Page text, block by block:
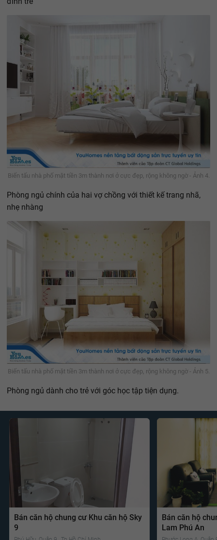
Biến tấu nhà phố mặt tiền 3m thành nơi ở cực đẹp, rộng không ngờ - Ảnh 4.
Phòng ngủ chính của hai vợ chồng với thiết kế trang nhã,
nhẹ nhàng
Biến tấu nhà phố mặt tiền 3m thành nơi ở cực đẹp, rộng không ngờ - Ảnh 5.
Phòng ngủ dành cho trẻ với góc học tập tiện dụng.
Bán căn hộ chung cư Khu căn hộ Sky
9
Bán căn hộ
Lam Phú An